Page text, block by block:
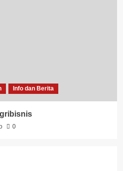
Info dan Berita
0